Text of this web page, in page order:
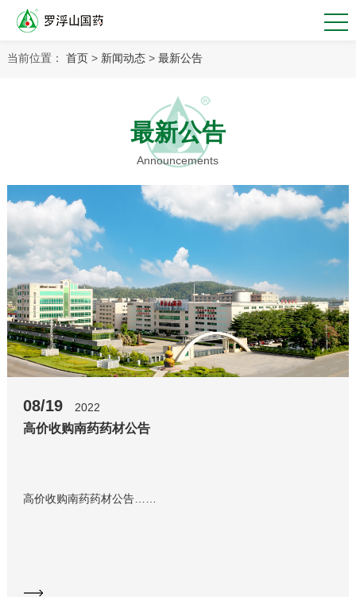
当前位置： 首页> 新闻动态 > 最新公告
最新公告
Announcements
08/19 2022
高价收购南药药材公告
高价收购南药药材公告……